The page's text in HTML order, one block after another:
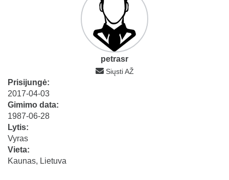
petrasr
Siųsti AŽ
Prisijungė:
2017-04-03
Gimimo data:
1987-06-28
Lytis:
Vyras
Vieta:
Kaunas, Lietuva